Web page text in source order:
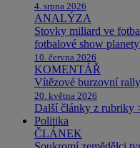
4. srpna 2026
ANALÝZA
Stovky miliard ve
fotbalové show
10. června 2026
KOMENTÁŘ
Vítězové burzovní
20. května 2026
Další články z rubriky
Politika
ČLÁNEK